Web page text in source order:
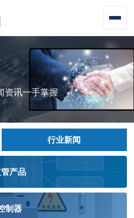
资讯一手掌握
行业新闻
产品
制器